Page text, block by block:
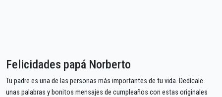
Felicidades papá Norberto
Tu padre es una de las personas más importantes de tu vida. Dedícale
unas palabras y bonitos mensajes de cumpleaños con estas originales